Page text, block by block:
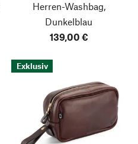
Herren-Washbag,
Dunkelblau
139,00 €
Exklusiv